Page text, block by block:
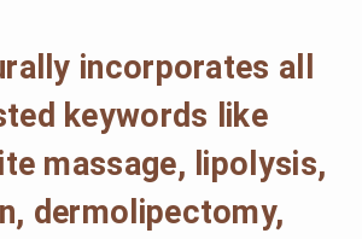
incorporates all
keywords like
massage, lipolysis,
dermolipectomy,